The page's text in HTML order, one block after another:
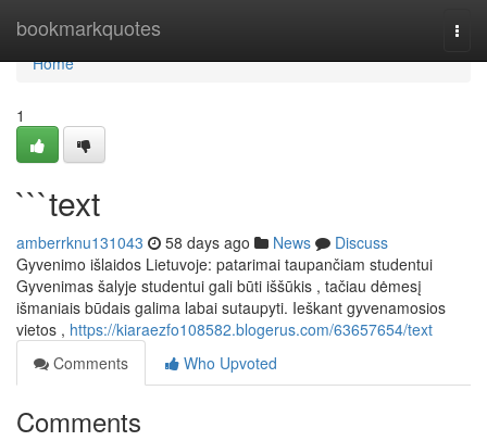
bookmarkquotes
Home
Home
1
```text
amberrknu131043 58 days ago News
Discuss
Gyvenimo išlaidos Lietuvoje: patarimai taupančiam studentui
Gyvenimas šalyje studentui gali būti iššūkis , tačiau dėmesį
išmaniais būdais galima labai sutaupyti. Ieškant gyvenamosios
vietos , https://kiaraezfo108582.blogerus.com/63657654/text
Comments
Who Upvoted
Comments